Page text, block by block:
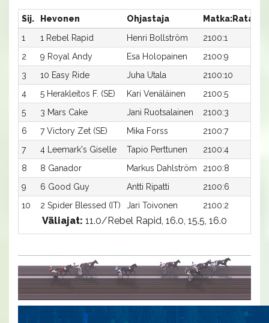
Sij. Hevonen Ohjastaja Matka:Rata
1
1 Rebel Rapid Henri Bollström 2100:1
2
9 Royal Andy Esa Holopainen 2100:9
3
10 Easy Ride Juha Utala 2100:10
4
5 Herakleitos F. (SE) Kari Venäläinen 2100:5
5
3 Mars Cake Jani Ruotsalainen 2100:3
6
7 Victory Zet (SE) Mika Forss 2100:7
7
4 Leemark's Giselle Tapio Perttunen 2100:4
8
8 Ganador Markus Dahlström 2100:8
9
6 Good Guy Antti Ripatti 2100:6
10
2 Spider Blessed (IT) Jari Toivonen 2100:2
Väliajat: 11.0/Rebel Rapid, 16.0, 15.5, 16.0